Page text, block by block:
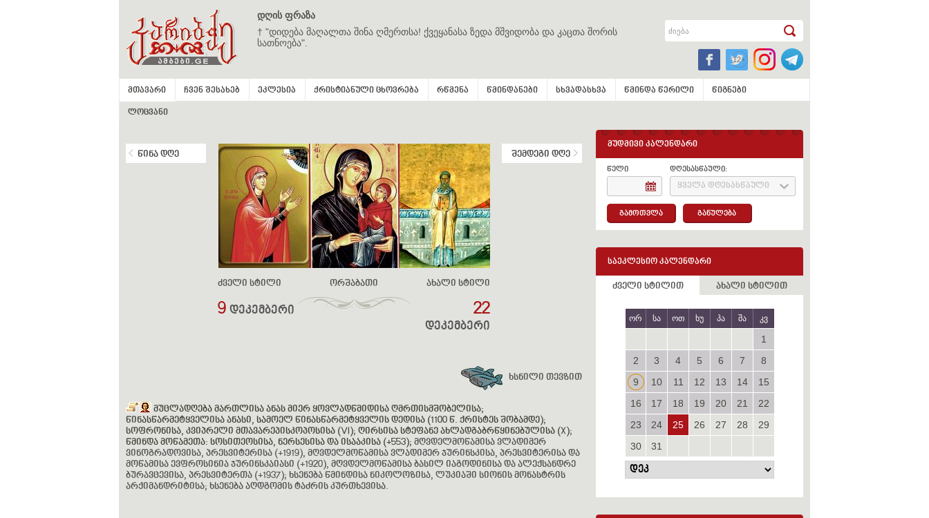
დღის ფრაზა
† "დიდება მაღალთა შინა ღმერთსა! ქვეყანასა ზედა მშვიდობა და კაცთა შორის
სათნოება".
მთავარი ჩვენ შესახებ ეკლესია ქრისტიანული ცხოვრება რწმენა წმინდანები სხვადასხვა წმინდა წერილი წიგნები
ლოცვანი
წინა დღე შემდეგი დღე
ძველი სტილი
9 დეკემბერი
ორშაბათი ახალი სტილი
22
დეკემბერი
ხსნილი თევზით
მუცლადღება მართლისა ანას მიერ ყოვლადწმიდისა ღმრთისმშობელისა;
წინასწარმეტყველისა ანასი, სამოელ წინასწარმეტყველის დედისა (1100 წ. ქრისტეს შობამდე);
სოფრონისა, კვიპრელი მთავარეპისკოპოსისა (VI); ღირსისა სტეფანე ახლადგაბრწყინებულისა (X);
წმინდა მოწამეთა: სოსითეოსისა, ნერსესისა და ისააკისა (+553); მღვდელმოწამისა ვლადიმერ
ვინოგრადოვისა, პრესვიტერისა (+1919), მღვდელმოწამისა ვლადიმერ ჯურინსკისა, პრესვიტერისა და
მოწამისა ევფროსინია ჯურინსკაიასი (+1920), მღვდელმოწამისა ბასილ იაგოდინისა და ალექსანდრე
ბურავცევისა, პრესვიტერთა (+1937); ხსენება წმინდისა ნიკოლოზისა, ლუკიაში სიონის მონასტრის
არქიმანდრიტისა; ხსენება აღდგომის ტაძრის კურთხევისა.
მუდმივი კალენდარი
წელი დღესასწაული:
ყველა დღესასწაული
გამოთვლა განულება
საეკლესიო კალენდარი
ძველი სტილით ახალი სტილით
ორ სა ოთ ხუ პა შა კვ
1
2
3 4 5 6 7
8
9
10 11 12 13 14
15
16
17 18 19 20 21
22
23
24 25 26 27 28
29
30
31